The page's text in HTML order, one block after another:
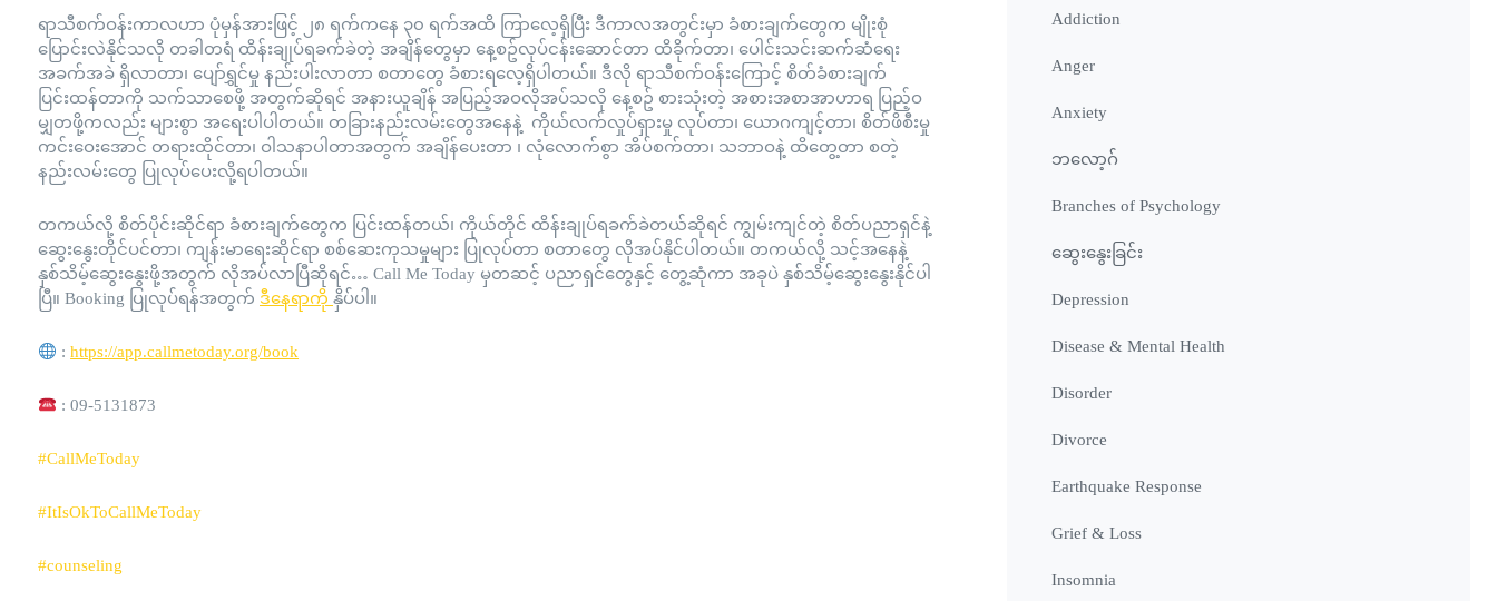
ရာသီစက်ဝန်းကာလဟာ ပုံမှန်အားဖြင့် ၂၈ ရက်ကနေ ၃၀ ရက်အထိ ကြာလေ့ရှိပြီး ဒီကာလအတွင်းမှာ ခံစားချက်တွေက မျိုးစုံ
ပြောင်းလဲနိုင်သလို တခါတရံ ထိန်းချုပ်ရခက်ခဲတဲ့ အချိန်တွေမှာ နေ့စဥ်လုပ်ငန်းဆောင်တာ ထိခိုက်တာ၊ ပေါင်းသင်းဆက်ဆံရေး
အခက်အခဲ ရှိလာတာ၊ ပျော်ရွှင်မှု နည်းပါးလာတာ စတာတွေ ခံစားရလေ့ရှိပါတယ်။ ဒီလို ရာသီစက်ဝန်းကြောင့် စိတ်ခံစားချက်
ပြင်းထန်တာကို သက်သာစေဖို့ အတွက်ဆိုရင် အနားယူချိန် အပြည့်အဝလိုအပ်သလို နေ့စဥ် စားသုံးတဲ့ အစားအစာအာဟာရ ပြည့်ဝ
မျှတဖို့ကလည်း များစွာ အရေးပါပါတယ်။ တခြားနည်းလမ်းတွေအနေနဲ့ ကိုယ်လက်လှုပ်ရှားမှု လုပ်တာ၊ ယောဂကျင့်တာ၊ စိတ်ဖိစီးမှု
ကင်းဝေးအောင် တရားထိုင်တာ၊ ဝါသနာပါတာအတွက် အချိန်ပေးတာ ၊ လုံလောက်စွာ အိပ်စက်တာ၊ သဘာဝနဲ့ ထိတွေ့တာ စတဲ့
နည်းလမ်းတွေ ပြုလုပ်ပေးလို့ရပါတယ်။
တကယ်လို့ စိတ်ပိုင်းဆိုင်ရာ ခံစားချက်တွေက ပြင်းထန်တယ်၊ ကိုယ်တိုင် ထိန်းချုပ်ရခက်ခဲတယ်ဆိုရင် ကျွမ်းကျင်တဲ့ စိတ်ပညာရှင်နဲ့
ဆွေးနွေးတိုင်ပင်တာ၊ ကျန်းမာရေးဆိုင်ရာ စစ်ဆေးကုသမှုများ ပြုလုပ်တာ စတာတွေ လိုအပ်နိုင်ပါတယ်။ တကယ်လို့ သင့်အနေနဲ့
နှစ်သိမ့်ဆွေးနွေးဖို့အတွက် လိုအပ်လာပြီဆိုရင်… Call Me Today မှတဆင့် ပညာရှင်တွေနှင့် တွေ့ဆုံကာ အခုပဲ နှစ်သိမ့်ဆွေးနွေးနိုင်ပါ
ပြီ။ Booking ပြုလုပ်ရန်အတွက်ဒီနေရာကိုနှိပ်ပါ။
:https://app.callmetoday.org/book
: 09-5131873
#CallMeToday
#ItIsOkToCallMeToday
#counseling
Addiction
Anger
Anxiety
ဘလော့ဂ်
Branches of Psychology
ဆွေးနွေးခြင်း
Depression
Disease & Mental Health
Disorder
Divorce
Earthquake Response
Grief & Loss
Insomnia